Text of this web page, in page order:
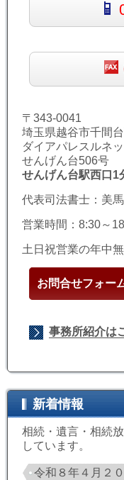
〒343-0041
埼玉県越谷市千間
ダイアパレスルネ
せんげん台506号
せんげん台駅西口1
代表司法書士：美
営業時間：8:30～
土日祝営業の年中
お問合せフォー
事務所紹介は
新着情報
相続・遺言・相続
しています。
令和８年４月２